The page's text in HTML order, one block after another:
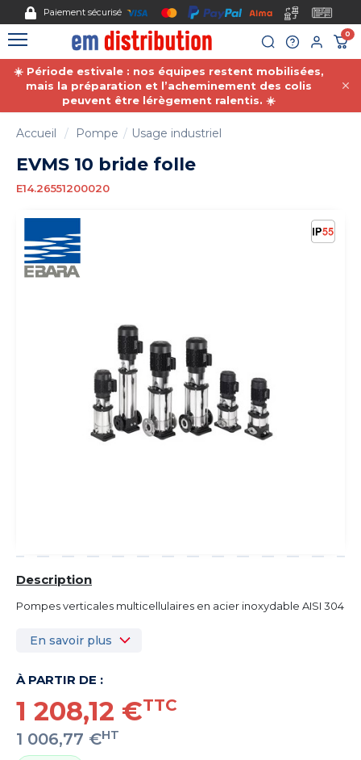
Paiement sécurisé
0
☀️ Période estivale : nos équipes restent mobilisées,
mais la préparation et l’acheminement des colis
peuvent être lérègement ralentis. ☀️
Accueil Pompe Usage industriel
EVMS 10 bride folle
E14.26551200020
Description
Pompes verticales multicellulaires en acier inoxydable AISI 304
En savoir plus
À PARTIR DE :
1 208,12 €TTC
1 006,77 €HT
Gestion des cookies